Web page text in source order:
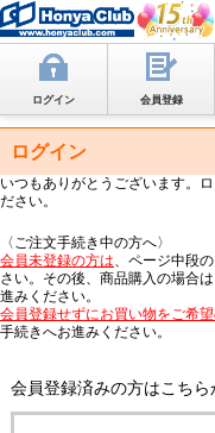
ログイン 会員登録
ログイン
いつもありがとうございます。
ださい。
〈ご注文手続き中の方へ〉
会員未登録の方は、ページ中段
さい。その後、商品購入の場合
進みください。
会員登録せずにお買い物をご希
手続きへお進みください。
会員登録済みの方はこち